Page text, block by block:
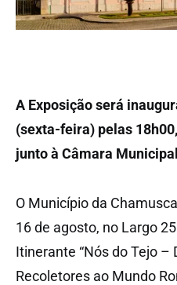
A Exposição será
(sexta-feira) pelas
junto à Câmara
O Município da
16 de agosto, no Largo
Itinerante “Nós do Tejo –
Recoletores ao Mundo